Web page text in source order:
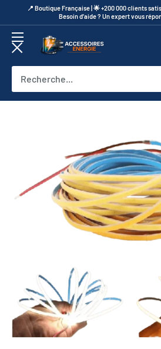
au
contenu
​📍​ Boutique Française | 🌟 +200 000 clients
Besoin d’aide ? Un expert vous
Accessoires